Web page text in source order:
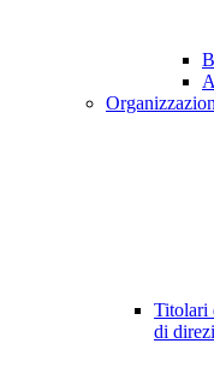
Titolari
di